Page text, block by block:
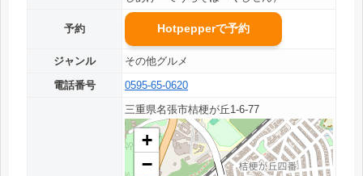
予約 Hotpepperで予約
ジャンル
その他グルメ
電話番号
0595-65-0620
三重県名張市桔梗が丘1-6-77
+
−